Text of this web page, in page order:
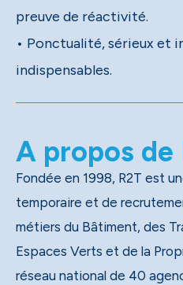
preuve de réactivité.
• Ponctualité, sérieux et
indispensables.
A propos de
Fondée en 1998, R2T est
temporaire et de
métiers du Bâtiment, des
Espaces Verts et de la Propreté.
réseau national de 40